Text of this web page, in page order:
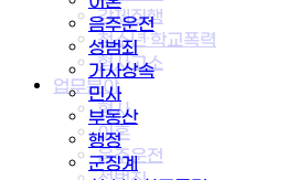
음주운전
성범죄
가사상속
민사
부동산
행정
군징계
강제집행
청소년·학교폭력
형사고소
업무분야
형사
이혼
음주운전